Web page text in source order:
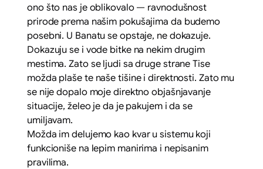
ono što nas je oblikovalo — ravnodušnost
prirode prema našim pokušajima da budemo
posebni. U Banatu se opstaje, ne dokazuje.
Dokazuju se i vode bitke na nekim drugim
mestima. Zato se ljudi sa druge strane Tise
možda plaše te naše tišine i direktnosti. Zato mu
se nije dopalo moje direktno objašnjavanje
situacije, želeo je da je pakujem i da se
umiljavam.
Možda im delujemo kao kvar u sistemu koji
funkcioniše na lepim manirima i nepisanim
pravilima.